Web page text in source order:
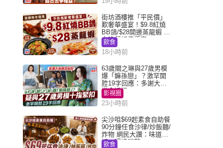
街坊酒樓推「平民價」
歎奢華盛宴！$9.8紅燒
BB鴿/$28開邊蒸龍蝦 3
大晚餐超值優惠
飲食
18小時前
63歲關之琳與27歲男模
爆「嫲孫戀」？激罕開
腔19字回應：多謝大家
掛念近況
影視圈
23小時前
尖沙咀$69起素食自助餐
90分鐘任食沙律/炒飯麵/
炸物 網民大讚：味道
好，環境闊落
飲食